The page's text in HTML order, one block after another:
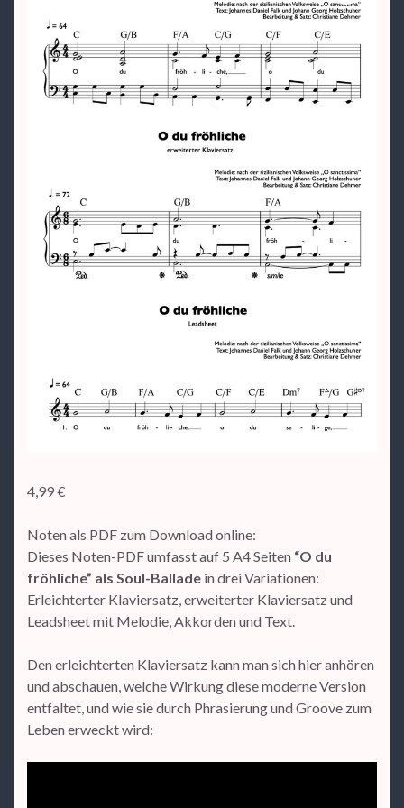
4,99€
Noten als PDF zum Download online:
Dieses Noten-PDF umfasst auf 5 A4 Seiten “O du
fröhliche” als Soul-Ballade in drei Variationen:
Erleichterter Klaviersatz, erweiterter Klaviersatz und
Leadsheet mit Melodie, Akkorden und Text.
Den erleichterten Klaviersatz kann man sich hier anhören
und abschauen, welche Wirkung diese moderne Version
entfaltet, und wie sie durch Phrasierung und Groove zum
Leben erweckt wird: